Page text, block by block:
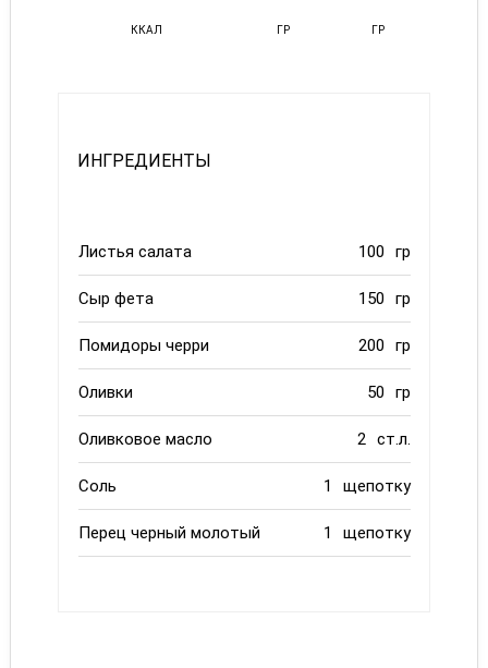
ККАЛ ГР ГР
ИНГРЕДИЕНТЫ
Листья салата 100 гр
Сыр фета 150 гр
Помидоры черри 200 гр
Оливки 50 гр
Оливковое масло 2 ст.л.
Соль 1 щепотку
Перец черный молотый 1 щепотку